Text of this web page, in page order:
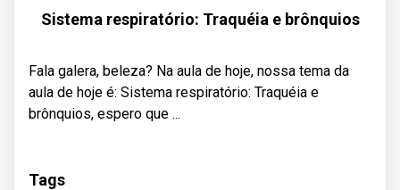
Sistema respiratório: Traquéia e brônquios
Fala galera, beleza? Na aula de hoje, nossa tema da
aula de hoje é: Sistema respiratório: Traquéia e
brônquios, espero que ...
Tags